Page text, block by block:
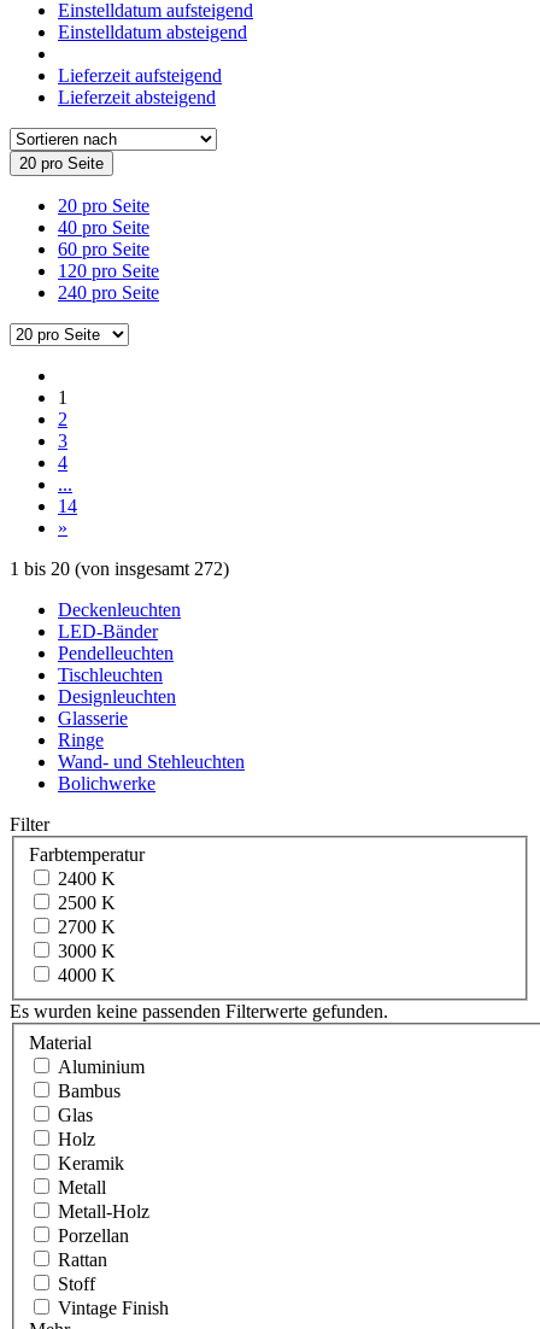
Einstelldatum aufsteigend
Einstelldatum absteigend
Lieferzeit aufsteigend
Lieferzeit absteigend
20 pro Seite
20 pro Seite
40 pro Seite
60 pro Seite
120 pro Seite
240 pro Seite
1
2
3
4
...
14
»
1 bis 20 (von insgesamt 272)
Deckenleuchten
LED-Bänder
Pendelleuchten
Tischleuchten
Designleuchten
Glasserie
Ringe
Wand- und Stehleuchten
Bolichwerke
Filter
Farbtemperatur
2400 K
2500 K
2700 K
3000 K
4000 K
Es wurden keine passenden Filterwerte gefunden.
Material
Aluminium
Bambus
Glas
Holz
Keramik
Metall
Metall-Holz
Porzellan
Rattan
Stoff
Vintage Finish